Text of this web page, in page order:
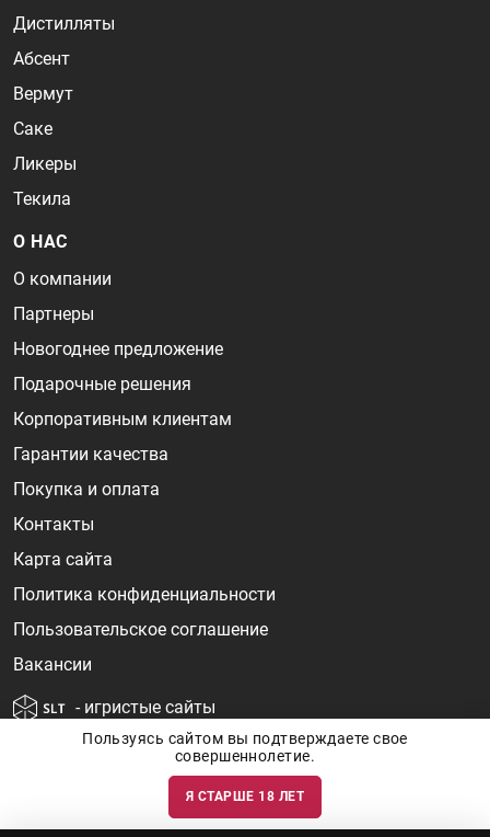
Дистилляты
Абсент
Вермут
Саке
Ликеры
Текила
О НАС
О компании
Партнеры
Новогоднее предложение
Подарочные решения
Корпоративным клиентам
Гарантии качества
Покупка и оплата
Контакты
Карта сайта
Политика конфиденциальности
Пользовательское соглашение
Вакансии
- игристые сайты
Информация о ценах и наличии товаров носит ознакомительный
характер и может быть не точной. Цены на импортные товары особенно
Пользуясь сайтом вы подтверждаете свое
совершеннолетие.
Я СТАРШЕ 18 ЛЕТ